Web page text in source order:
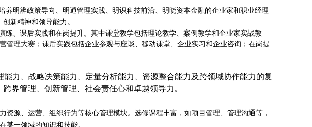
明辨政策导向、明通管理实践、明识科技前沿、明晓资本金融的企业家和职业经理
新精神和领导能力。
、课后实践和在岗提升。其中课堂教学包括理论教学、案例教学和企业家实战教
管理大赛；课后实践包括企业参观与座谈、移动课堂、企业实习和企业咨询；在岗提
能力、战略决策能力、定量分析能力、资源整合能力及跨领域协作能力的复
界管理、创新管理、社会责任心和卓越领导力。
资源、运营、组织行为等核心管理模块。选修课程丰富，如项目管理、管理沟通等，
某一领域的知识和技能。